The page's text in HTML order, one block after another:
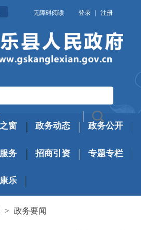
无障碍阅读 登录 | 注册
窗 政务动态 政务公开
务 招商引资 专题专栏
乐
> 政务要闻